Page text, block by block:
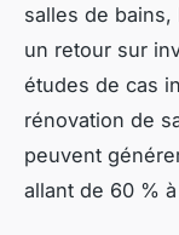
salles de bains,
un retour sur
études de cas
rénovation de
peuvent
allant de 60 %